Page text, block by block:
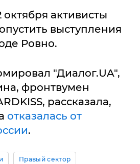
активисты
выступления
Ровно.
"Диалог.UA",
фронтвумен
рассказала,
отказалась от
.
Правый сектор